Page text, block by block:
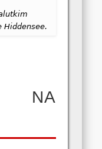
Hiddensee.
NA